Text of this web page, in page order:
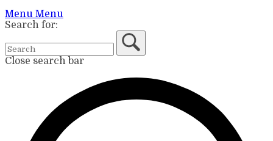
Menu Menu
Search for:
Close search bar